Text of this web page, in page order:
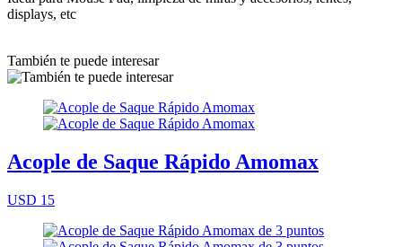
displays, etc
También te puede interesar
Acople de Saque Rápido Amomax
USD 15